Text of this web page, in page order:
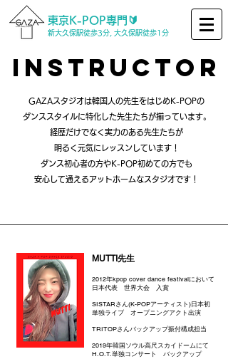
東京K-POP専門🔰
新大久保駅徒歩3分, 大久保駅徒歩1分
INSTRUCTOR
GAZAスタジオは韓国人の先生をはじめK-POPの
ダンススタイルに特化した先生たちが揃っています。
経歴だけでなく実力のある先生たちが
明るく元気にレッスンしています！
ダンス初心者の方やK-POP初めての方でも
安心して通えるアットホームなスタジオです！
MUTTI先生
2012年kpop cover dance festivalにおいて
日本代表 世界大会 入賞
SISTARさん(K-POPアーティスト)日本初
単独ライブ オープニングアクト出演
TRITOPさんバックアップ振付構成担当
2019年韓国ソウル高尺スカイドームにて
H.O.T.単独コンサート バックアップ